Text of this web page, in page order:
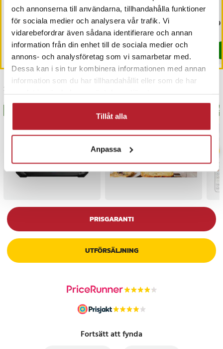
och annonserna till användarna, tillhandahålla funktioner
för sociala medier och analysera vår trafik. Vi
vidarebefordrar även sådana identifierare och annan
information från din enhet till de sociala medier och
annons- och analysföretag som vi samarbetar med.
Dessa kan i sin tur kombinera informationen med annan
information som du har tillhandahållit eller som de har
Tillåt alla
Anpassa
Pris :499 kr
499 kr
I lager, levereras inom 1-2 vardagar
Köp
Nuvarande pris:
599 krTidigare pris: 1 019 kr
599 kr 1 019 kr
I lager, levereras inom 1-2 vardagar
Köp
Senast besökta
PRISGARANTI
UTFÖRSÄLJNING
Fortsätt att fynda